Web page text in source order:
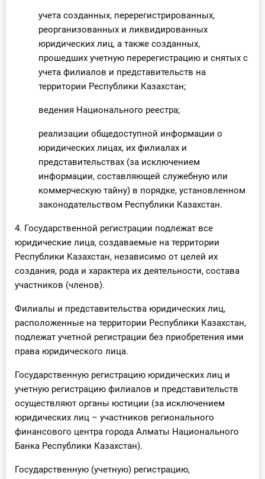
учета созданных, перерегистрированных,
реорганизованных и ликвидированных
юридических лиц, а также созданных,
прошедших учетную перерегистрацию и снятых с
учета филиалов и представительств на
территории Республики Казахстан;
ведения Национального реестра;
реализации общедоступной информации о
юридических лицах, их филиалах и
представительствах (за исключением
информации, составляющей служебную или
коммерческую тайну) в порядке, установленном
законодательством Республики Казахстан.
4. Государственной регистрации подлежат все
юридические лица, создаваемые на территории
Республики Казахстан, независимо от целей их
создания, рода и характера их деятельности, состава
участников (членов).
Филиалы и представительства юридических лиц,
расположенные на территории Республики Казахстан,
подлежат учетной регистрации без приобретения ими
права юридического лица.
Государственную регистрацию юридических лиц и
учетную регистрацию филиалов и представительств
осуществляют органы юстиции (за исключением
юридических лиц – участников регионального
финансового центра города Алматы Национального
Банка Республики Казахстан).
Государственную (учетную) регистрацию,